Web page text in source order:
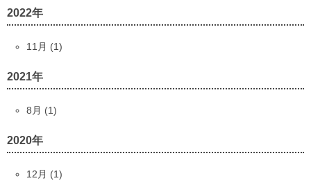
2022年
11月 (1)
2021年
8月 (1)
2020年
12月 (1)